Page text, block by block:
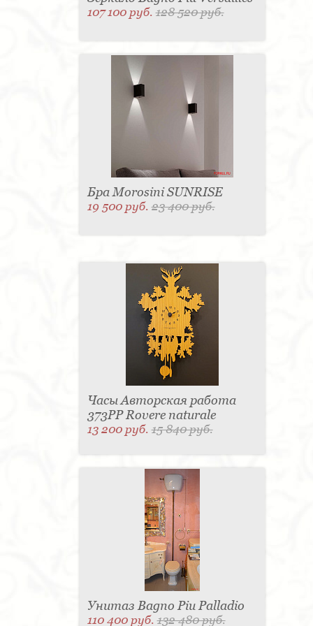
107 100 руб.128 520 руб.
Бра Morosini SUNRISE
19 500 руб.23 400 руб.
Часы Авторская работа
373PP Rovere naturale
13 200 руб.15 840 руб.
Унитаз Bagno Piu Palladio
110 400 руб.132 480 руб.